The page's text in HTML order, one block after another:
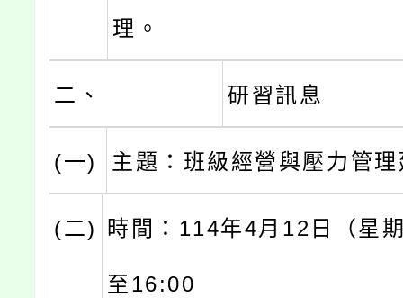
理。
二、 研習訊息
(一) 主題：班級經營與壓力管
(二) 時間：114年4月12日（星
至16:00